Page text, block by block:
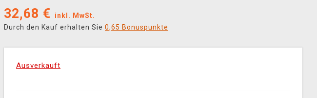
32,68 €
inkl. MwSt.
Durch den Kauf erhalten Sie 0,65 Bonuspunkte
Ausverkauft